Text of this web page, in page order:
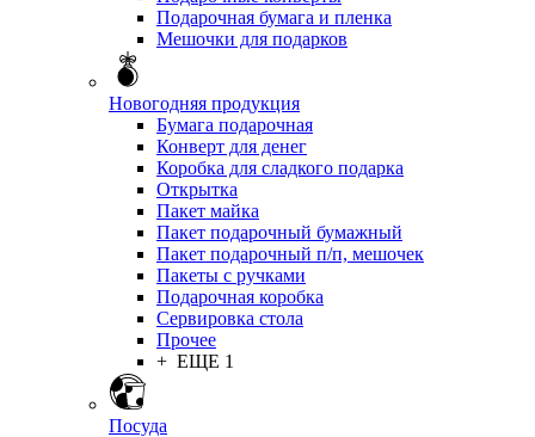
Подарочная бумага и пленка
Мешочки для подарков
Новогодняя продукция
Бумага подарочная
Конверт для денег
Коробка для сладкого подарка
Открытка
Пакет майка
Пакет подарочный бумажный
Пакет подарочный п/п, мешочек
Пакеты с ручками
Подарочная коробка
Сервировка стола
Прочее
+ ЕЩЕ 1
Посуда